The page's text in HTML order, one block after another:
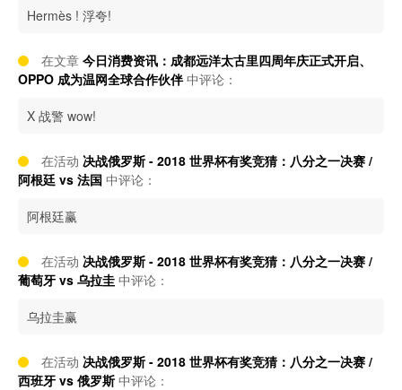
Hermès ! 浮夸!
在文章 今日消费资讯：​成都远洋太古里四周年庆正式开启、​
OPPO 成为温网全球合作伙伴中评论：
X 战警 wow!
在活动 决战俄罗斯 - 2018 世界杯有奖竞猜：八分之一决赛 /
阿根廷 vs 法国 中评论：
阿根廷赢
在活动 决战俄罗斯 - 2018 世界杯有奖竞猜：八分之一决赛 /
葡萄牙 vs 乌拉圭 中评论：
乌拉圭赢
在活动 决战俄罗斯 - 2018 世界杯有奖竞猜：八分之一决赛 /
西班牙 vs 俄罗斯 中评论：